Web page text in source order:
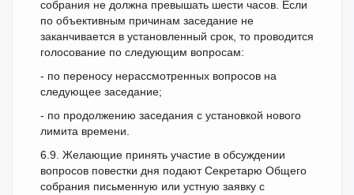
собрания не должна превышать шести часов. Если
по объективным причинам заседание не
заканчивается в установленный срок, то проводится
голосование по следующим вопросам:
- по переносу нерассмотренных вопросов на
следующее заседание;
- по продолжению заседания с установкой нового
лимита времени.
6.9. Желающие принять участие в обсуждении
вопросов повестки дня подают Секретарю Общего
собрания письменную или устную заявку с